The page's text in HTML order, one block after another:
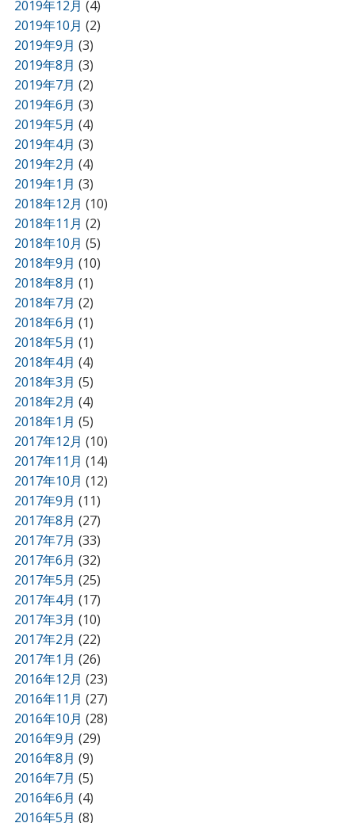
2019年12月 (4)
2019年10月 (2)
2019年9月 (3)
2019年8月 (3)
2019年7月 (2)
2019年6月 (3)
2019年5月 (4)
2019年4月 (3)
2019年2月 (4)
2019年1月 (3)
2018年12月 (10)
2018年11月 (2)
2018年10月 (5)
2018年9月 (10)
2018年8月 (1)
2018年7月 (2)
2018年6月 (1)
2018年5月 (1)
2018年4月 (4)
2018年3月 (5)
2018年2月 (4)
2018年1月 (5)
2017年12月 (10)
2017年11月 (14)
2017年10月 (12)
2017年9月 (11)
2017年8月 (27)
2017年7月 (33)
2017年6月 (32)
2017年5月 (25)
2017年4月 (17)
2017年3月 (10)
2017年2月 (22)
2017年1月 (26)
2016年12月 (23)
2016年11月 (27)
2016年10月 (28)
2016年9月 (29)
2016年8月 (9)
2016年7月 (5)
2016年6月 (4)
2016年5月 (8)